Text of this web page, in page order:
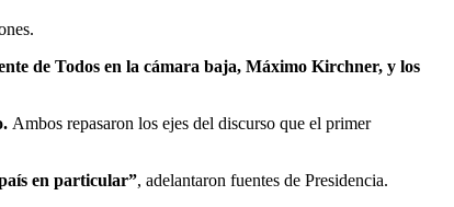
de Todos en la cámara baja, Máximo Kirchner, y los
Ambos repasaron los ejes del discurso que el primer
en particular”, adelantaron fuentes de Presidencia.